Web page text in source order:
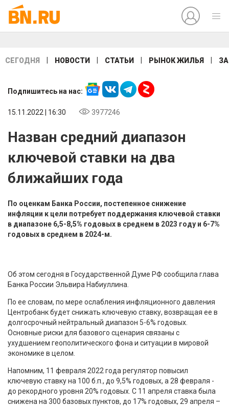
СЕГОДНЯ НОВОСТИ СТАТЬИ РЫНОК ЖИЛЬЯ
Подпишитесь на нас:
15.11.2022 | 16:30 3977246
Назван средний диапазон
ключевой ставки на два
ближайших года
По оценкам Банка России, постепенное снижение
инфляции к цели потребует поддержания ключевой ставки
в диапазоне 6,5-8,5% годовых в среднем в 2023 году и 6-7%
годовых в среднем в 2024-м.
Об этом сегодня в Государственной Думе РФ сообщила глава
Банка России Эльвира Набиуллина.
По ее словам, по мере ослабления инфляционного давления
Центробанк будет снижать ключевую ставку, возвращая ее в
долгосрочный нейтральный диапазон 5-6% годовых.
Основные риски для базового сценария связаны с
ухудшением геополитического фона и ситуации в мировой
экономике в целом.
Напомним, 11 февраля 2022 года регулятор повысил
ключевую ставку на 100 б.п., до 9,5% годовых, а 28 февраля -
до рекордного уровня 20% годовых. С 11 апреля ставка была
снижена на 300 базовых пунктов, до 17% годовых, 29 апреля –